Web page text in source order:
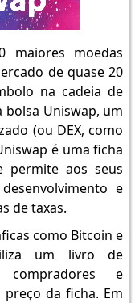
maiores moedas
de quase 20
na cadeia de
Uniswap, um
(ou DEX, como
é uma ficha
permite aos seus
e
de taxas.
como Bitcoin e
um livro de
compradores e
da ficha. Em